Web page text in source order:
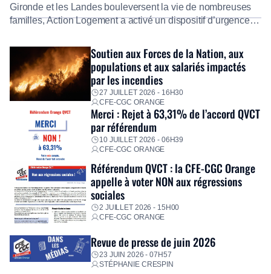
Gironde et les Landes bouleversent la vie de nombreuses
familles, Action Logement a activé un dispositif d’urgence
Fidèle à sa mission d’utilité sociale, le Groupe mobilise
immédiatement ses équipes afin de proposer un diagnostic
personnalisé, des aides financières pour faire face aux
premières dépenses, […]
Soutien aux Forces de la Nation, aux
populations et aux salariés impactés
par les incendies
27 JUILLET 2026 - 16H30
CFE-CGC ORANGE
Merci : Rejet à 63,31% de l’accord QVCT
par référendum
10 JUILLET 2026 - 06H39
CFE-CGC ORANGE
Référendum QVCT : la CFE-CGC Orange
appelle à voter NON aux régressions
sociales
2 JUILLET 2026 - 15H00
CFE-CGC ORANGE
Revue de presse de juin 2026
23 JUIN 2026 - 07H57
STÉPHANIE CRESPIN